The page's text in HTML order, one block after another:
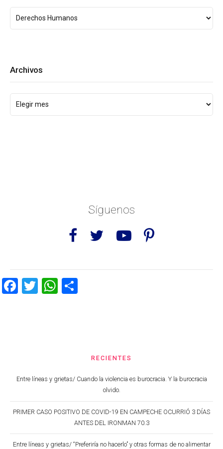
Archivos
Síguenos
Facebook
TwitterWhatsApp
RECIENTES
Entre líneas y grietas/ Cuando la violencia es burocracia. Y la burocracia
olvido.
PRIMER CASO POSITIVO DE COVID-19 EN CAMPECHE OCURRIÓ 3 DÍAS
ANTES DEL IRONMAN 70.3
Entre líneas y grietas/ “Preferiría no hacerlo” y otras formas de no alimentar